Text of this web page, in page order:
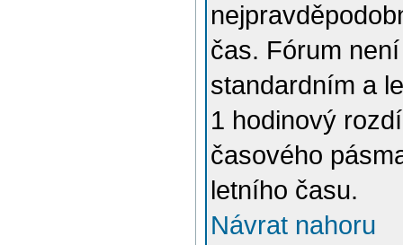
čas. Fórum
standardním a
1 hodinový
časového
letního času.
Návrat nahoru